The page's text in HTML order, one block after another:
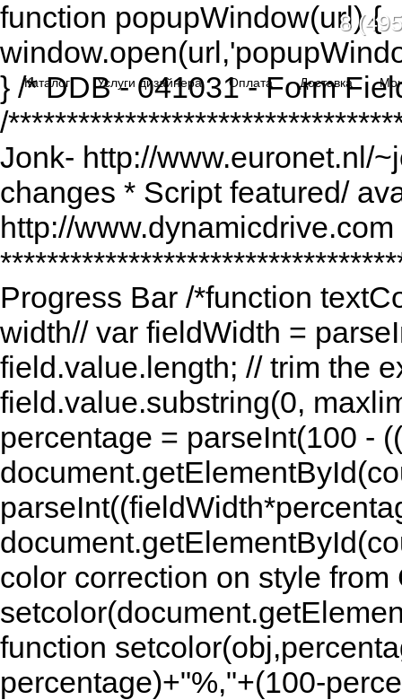
function popupWindow(url) {
} /* DDB - 041031 - Form
/
Jonk- http://www.euronet.nl/
changes * Script featured/
http://
Progress Bar /*function
width// var fieldWidth =
field.value.length; // trim the
field.value.substring(0,
percentage = parseInt(100 -
color correction on style
function
percentage)+"%,"+(100-
8
Каталог Услуги дизайнера Оплата Доставка